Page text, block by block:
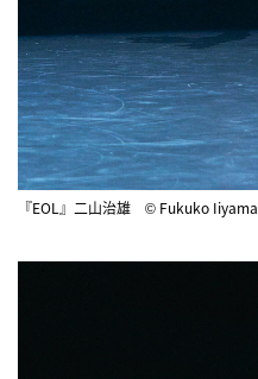
『EOL』二山治雄 © Fukuko Iiyama